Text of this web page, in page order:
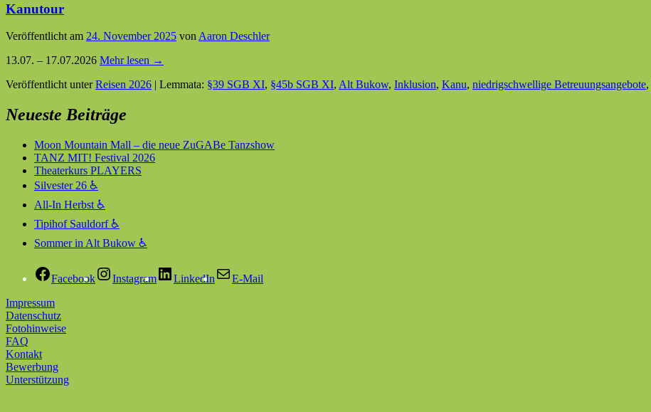
Kanutour
Veröffentlicht am 24. November 2025 von Aaron Deschler
13.07. – 17.07.2026 Mehr lesen →
Veröffentlicht unterReisen 2026 | Lemmata: §39 SGB XI, §45b SGB XI, Alt Bukow, Inklusion, Kanu, niedrigschwellige Betreuungsangebote,
Neueste Beiträge
Moon Mountain Mall – die neue ZuGABe Tanzshow
TANZ MIT! Festival 2026
Theaterkurs PLAYERS
Silvester 26 ♿
All-In Herbst ♿
Tipihof Sauldorf ♿
Sommer in Alt Bukow ♿
Facebook Instagram LinkedIn
E-Mail
Impressum
Datenschutz
Fotohinweise
FAQ
Kontakt
Bewerbung
Unterstützung